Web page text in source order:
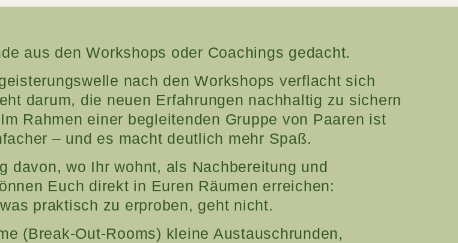
aus den Workshops oder Coachings gedacht.
nach den Workshops verflacht sich
darum, die neuen Erfahrungen nachhaltig zu sichern
Rahmen einer begleitenden Gruppe von Paaren ist
– und es macht deutlich mehr Spaß.
davon, wo Ihr wohnt, als Nachbereitung und
Euch direkt in Euren Räumen erreichen:
praktisch zu erproben, geht nicht.
(Break-Out-Rooms) kleine Austauschrunden,